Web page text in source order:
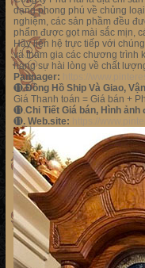
dạng phong phú về chủng
nghiệm, các sản phầm đều
phẩm được gọt mài sắc mịn,
Hãy liên hệ trực tiếp với
và tham gia các chương trình
hàng sự hài lòng về chất
Panpager:
⓫.Đồng Hồ Ship Và Giao,
Giá Thanh toán = Giá bán +
⓫.Chi Tiết Giá bán, Hình
⓫. Web.site: